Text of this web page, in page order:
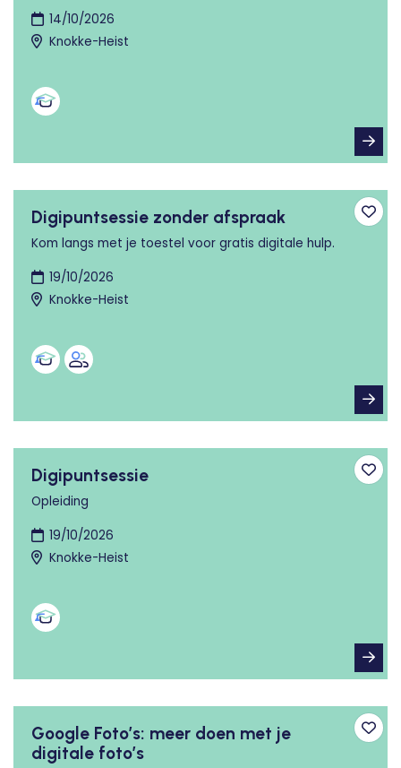
14/10/2026
Knokke-Heist
Digipuntsessie zonder afspraak
Kom langs met je toestel voor gratis digitale hulp.
19/10/2026
Knokke-Heist
Digipuntsessie
Opleiding
19/10/2026
Knokke-Heist
Google Foto’s: meer doen met je
digitale foto’s